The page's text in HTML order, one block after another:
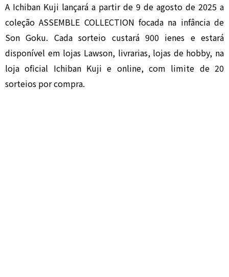
A Ichiban Kuji lançará a partir de 9 de agosto de 2025 a
coleção ASSEMBLE COLLECTION focada na infância de
Son Goku. Cada sorteio custará 900 ienes e estará
disponível em lojas Lawson, livrarias, lojas de hobby, na
loja oficial Ichiban Kuji e online, com limite de 20
sorteios por compra.